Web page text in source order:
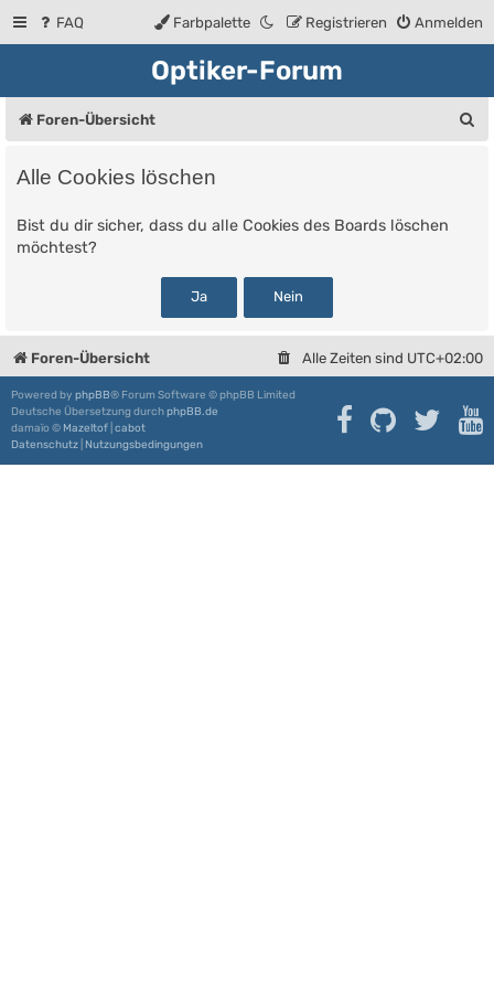
FAQ Anmelden
Registrieren
Farbpalette
Optiker-Forum
Foren-Übersicht
Alle Cookies löschen
Bist du dir sicher, dass du alle Cookies des Boards löschen
möchtest?
Foren-Übersicht Alle Zeiten sind UTC+02:00
Powered by phpBB® Forum Software © phpBB Limited
Deutsche Übersetzung durchphpBB.de
damaïo © Mazeltof cabot
Datenschutz Nutzungsbedingungen